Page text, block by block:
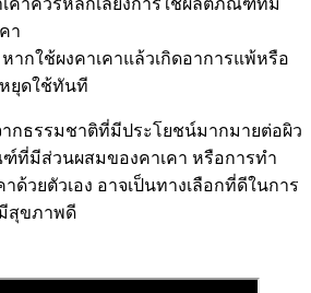
คาควรหลีกเลี่ยงการใช้ผลิตภัณฑ์ที่มี
า
หากใช้ผงคาเคาแล้วเกิดอาการแพ้หรือ
หยุดใช้ทันที
ากธรรมชาติที่มีประโยชน์มากมายต่อผิว
ที่มีส่วนผสมของคาเคา หรือการทำ
ด้วยตัวเอง อาจเป็นทางเลือกที่ดีในการ
สุขภาพดี